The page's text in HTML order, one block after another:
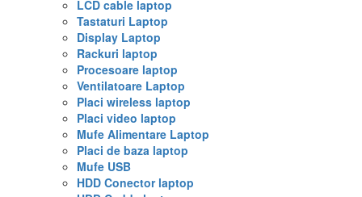
LCD cable laptop
Tastaturi Laptop
Display Laptop
Rackuri laptop
Procesoare laptop
Ventilatoare Laptop
Placi wireless laptop
Placi video laptop
Mufe Alimentare Laptop
Placi de baza laptop
Mufe USB
HDD Conector laptop